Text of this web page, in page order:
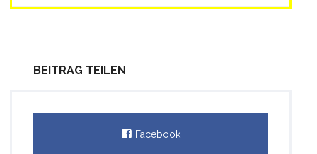
BEITRAG TEILEN
Facebook